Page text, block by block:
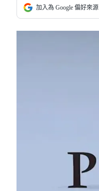
加入為 Google 偏好來源